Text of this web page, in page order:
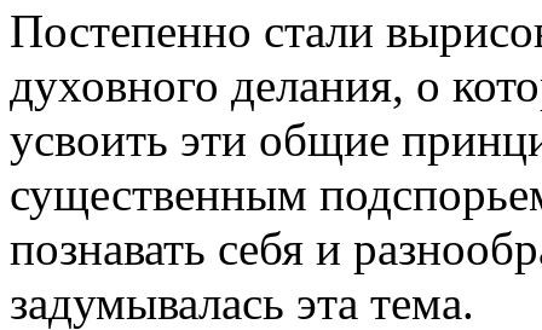
Постепенно стали
духовного делания, о
усвоить эти общие
существенным
познавать себя и
задумывалась эта тема.